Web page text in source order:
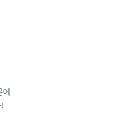
에